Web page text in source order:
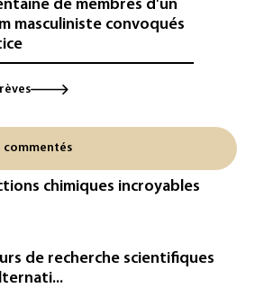
de membres d'un
masculiniste convoqués
très attendu "GTA VI"
plus sur Netflix le
de Paris, un chantier
norme pour revitaliser
le marché des logiciels
dominé par Anthropic et
commentés
chimiques incroyables
de recherche scientifiques